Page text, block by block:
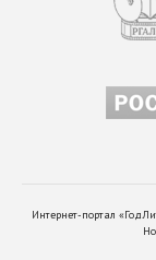
Интернет-портал